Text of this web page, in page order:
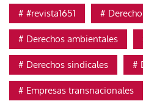
#revista1651
Derechos ambientales
Derechos sindicales
Empresas transnacionales